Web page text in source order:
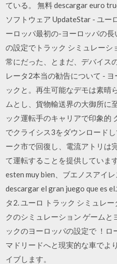
ている。 無料 descargar euro
ソフトウェア UpdateStar - ユー
ーロッパ最初の-ヨーロッパの
の設定でトラック シミュレーシ
常にだった、とまだ、デバイス
レータ2本当の勧告について -
ックと。再生可能なデモは素晴
ムとし、貨物輸送界の大御所に
ック運転手のキャリアで印象的
でクライシス3をダウンロード
ーク市で回復し、電流アトリは
て運転することを提供していま
esten muy bien、ブエノスアイ
descargar el gran juego que es
タ2. ユーロ トラック シミュレ
クのシミュレーション ゲームと
ックのヨーロッパの設定で ！
マドリードへと現実的な車でよ
イブします。